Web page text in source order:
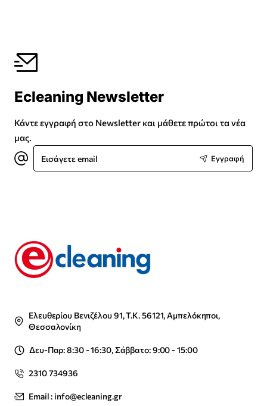
Ecleaning Newsletter
Κάντε εγγραφή στο Newsletter και μάθετε πρώτοι τα νέα
μας.
Εισάγετε
email
Εγγραφή
Ελευθερίου Βενιζέλου 91, Τ.Κ. 56121, Αμπελόκηποι,
Θεσσαλονίκη
Δευ-Παρ: 8:30 - 16:30, Σάββατο: 9:00 - 15:00
2310 734936
Email : info@ecleaning.gr